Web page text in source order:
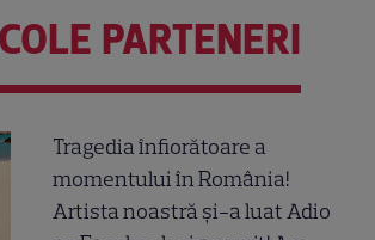
PARTENERI
Tragedia înfiorătoare a
momentului în România!
Artista noastră și-a luat Adio